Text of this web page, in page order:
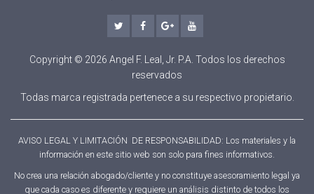
twitter facebookgoogle-plus
Copyright © 2026 Angel F. Leal, Jr. P.A. Todos los derechos
reservados
Todas marca registrada pertenece a su respectivo propietario.
AVISO LEGAL Y LIMITACIÓN DE RESPONSABILIDAD: Los materiales y la
información en este sitio web son solo para fines informativos.
No crea una relación abogado/cliente y no constituye asesoramiento legal ya
que cada caso es diferente y requiere un análisis distinto de todos los